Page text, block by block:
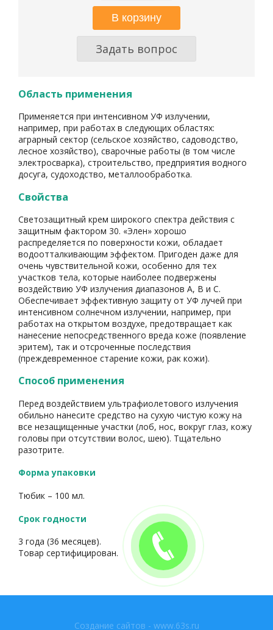
Задать вопрос
Область применения
Применяется при интенсивном УФ излучении,
например, при работах в следующих областях:
аграрный сектор (сельское хозяйство, садоводство,
лесное хозяйство), сварочные работы (в том числе
электросварка), строительство, предприятия водного
досуга, судоходство, металлообработка.
Свойства
Светозащитный крем широкого спектра действия с
защитным фактором 30. «Элен» хорошо
распределяется по поверхности кожи, обладает
водоотталкивающим эффектом. Пригоден даже для
очень чувствительной кожи, особенно для тех
участков тела, которые наиболее подвержены
воздействию УФ излучения диапазонов А, В и С.
Обеспечивает эффективную защиту от УФ лучей при
интенсивном солнечном излучении, например, при
работах на открытом воздухе, предотвращает как
нанесение непосредственного вреда коже (появление
эритем), так и отсроченные последствия
(преждевременное старение кожи, рак кожи).
Способ применения
Перед воздействием ультрафиолетового излучения
обильно нанесите средство на сухую чистую кожу на
все незащищенные участки (лоб, нос, вокруг глаз, кожу
головы при отсутствии волос, шею). Тщательно
разотрите.
Форма упаковки
Тюбик – 100 мл.
Срок годности
3 года (36 месяцев).
Товар сертифицирован.
Создание сайтов - www.63s.ru